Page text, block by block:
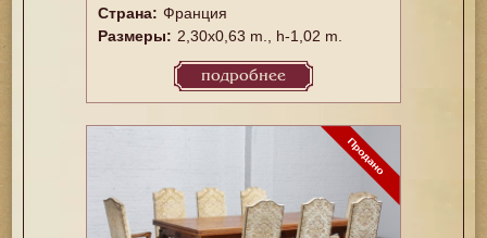
Страна: Франция
Размеры: 2,30x0,63 m., h-1,02 m.
подробнее